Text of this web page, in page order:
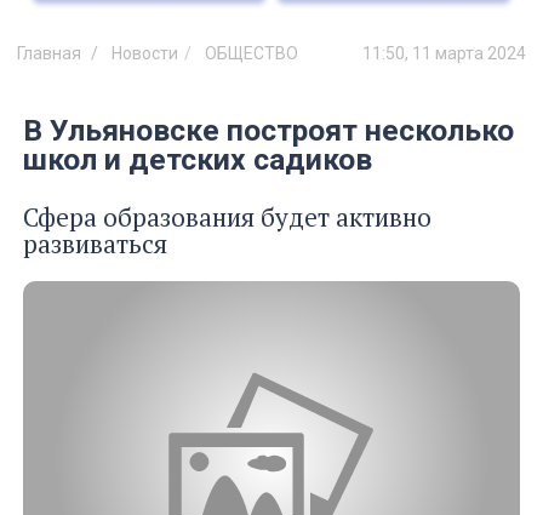
Главная Новости ОБЩЕСТВО 11:50, 11 марта 2024
В Ульяновске построят несколько
школ и детских садиков
Сфера образования будет активно
развиваться